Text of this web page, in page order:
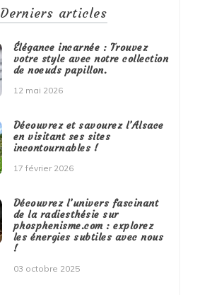
Derniers articles
Élégance incarnée : Trouvez
votre style avec notre collection
de noeuds papillon.
12 mai 2026
Découvrez et savourez l’Alsace
en visitant ses sites
incontournables !
17 février 2026
Découvrez l’univers fascinant
de la radiesthésie sur
phosphenisme.com : explorez
les énergies subtiles avec nous
!
03 octobre 2025